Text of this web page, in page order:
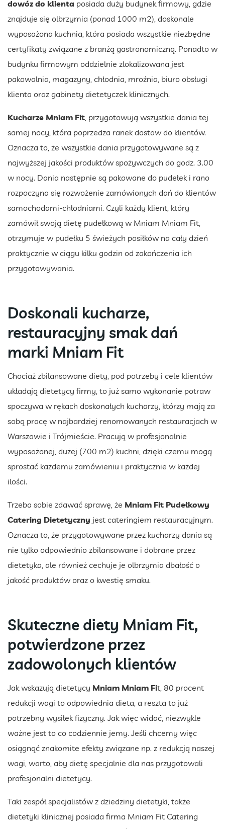
dowóz do klienta posiada duży budynek firmowy, gdzie
znajduje się olbrzymia (ponad 1000 m2), doskonale
wyposażona kuchnia, która posiada wszystkie niezbędne
certyfikaty związane z branżą gastronomiczną. Ponadto w
budynku firmowym oddzielnie zlokalizowana jest
pakowalnia, magazyny, chłodnia, mroźnia, biuro obsługi
klienta oraz gabinety dietetyczek klinicznych.
Kucharze Mniam Fit, przygotowują wszystkie dania tej
samej nocy, która poprzedza ranek dostaw do klientów.
Oznacza to, że wszystkie dania przygotowywane są z
najwyższej jakości produktów spożywczych do godz. 3.00
w nocy. Dania następnie są pakowane do pudełek i rano
rozpoczyna się rozwożenie zamówionych dań do klientów
samochodami-chłodniami. Czyli każdy klient, który
zamówił swoją dietę pudełkową w Mniam Mniam Fit,
otrzymuje w pudełku 5 świeżych posiłków na cały dzień
praktycznie w ciągu kilku godzin od zakończenia ich
przygotowywania.
Doskonali kucharze,
restauracyjny smak dań
marki Mniam Fit
Chociaż zbilansowane diety, pod potrzeby i cele klientów
układają dietetycy firmy, to już samo wykonanie potraw
spoczywa w rękach doskonałych kucharzy, którzy mają za
sobą pracę w najbardziej renomowanych restauracjach w
Warszawie i Trójmieście. Pracują w profesjonalnie
wyposażonej, dużej (700 m2) kuchni, dzięki czemu mogą
sprostać każdemu zamówieniu i praktycznie w każdej
ilości.
Trzeba sobie zdawać sprawę, że Mniam Fit Pudełkowy
Catering Dietetyczny jest cateringiem restauracyjnym.
Oznacza to, że przygotowywane przez kucharzy dania są
nie tylko odpowiednio zbilansowane i dobrane przez
dietetyka, ale również cechuje je olbrzymia dbałość o
jakość produktów oraz o kwestię smaku.
Skuteczne diety Mniam Fit,
potwierdzone przez
zadowolonych klientów
Jak wskazują dietetycy Mniam Mniam Fit, 80 procent
redukcji wagi to odpowiednia dieta, a reszta to już
potrzebny wysiłek fizyczny. Jak więc widać, niezwykle
ważne jest to co codziennie jemy. Jeśli chcemy więc
osiągnąć znakomite efekty związane np. z redukcją naszej
wagi, warto, aby dietę specjalnie dla nas przygotowali
profesjonalni dietetycy.
Taki zespół specjalistów z dziedziny dietetyki, także
dietetyki klinicznej posiada firma Mniam Fit Catering